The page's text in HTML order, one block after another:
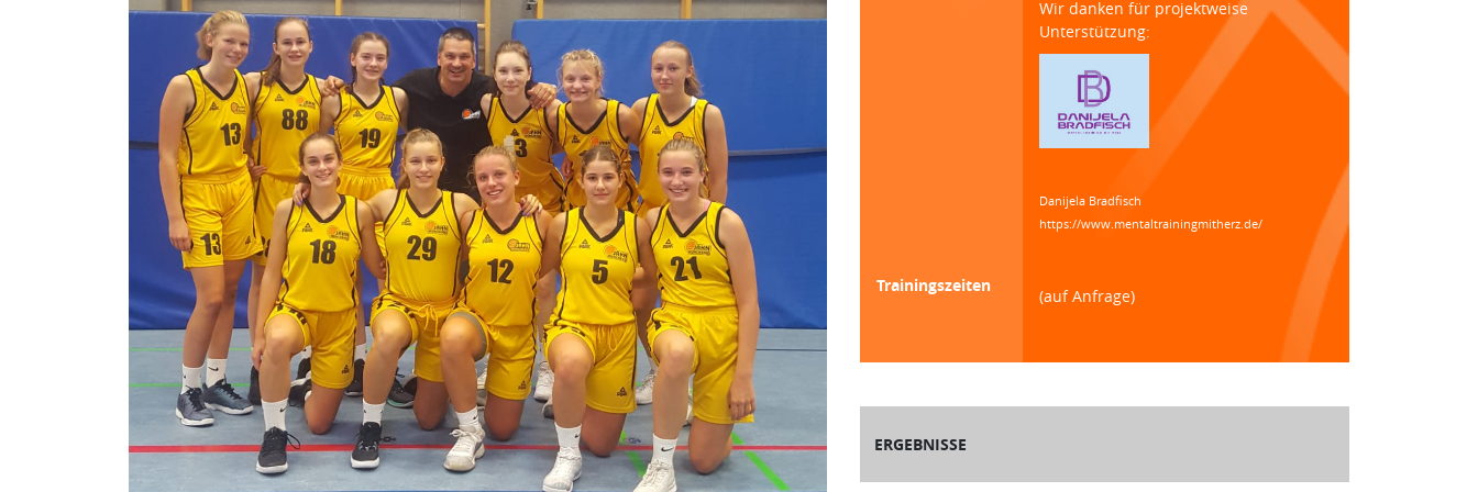
Wir danken für projektweise
Unterstützung:
Danijela Bradfisch
https://www.mentaltrainingmitherz.de/
Trainingszeiten
(auf Anfrage)
ERGEBNISSE